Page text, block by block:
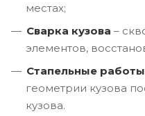
местах;
Сварка кузова –
элементов,
Стапельные работы
геометрии кузова
кузова.